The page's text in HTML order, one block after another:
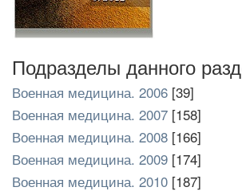
Подразделы данного
Военная медицина. 2006 [39]
Военная медицина. 2007 [158]
Военная медицина. 2008 [166]
Военная медицина. 2009 [174]
Военная медицина. 2010 [187]